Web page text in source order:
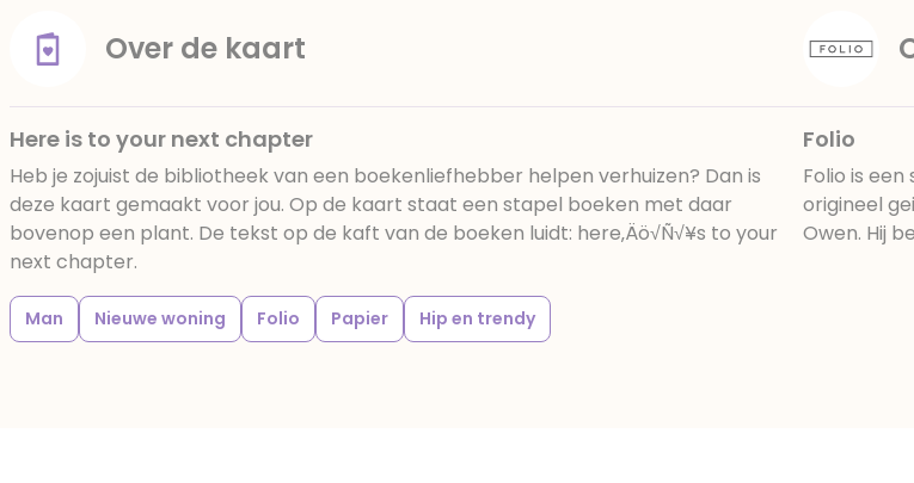
Over de kaart
Here is to your next chapter
Heb je zojuist de bibliotheek van een boekenliefhebber helpen verhuizen? Dan is
deze kaart gemaakt voor jou. Op de kaart staat een stapel boeken met daar
bovenop een plant. De tekst op de kaft van de boeken luidt: here‚Äö√Ñ√¥s to your
next chapter.
Man Nieuwe woning Folio Papier Hip en trendy
Folio
Folio is
origineel
Owen. Hij